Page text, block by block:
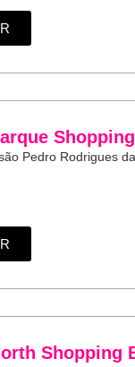
Pedro Rodrigues
Shopping